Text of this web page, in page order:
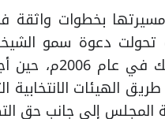
بخطوات واثقة
دعوة سمو
حقيقة
المجلس إلى جانب حق